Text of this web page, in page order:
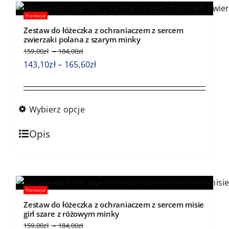
wariantów.
Opcje
można
wybrać
na
produktu
Promocja!
Zestaw do łóżeczka z ochraniaczem z sercem
zwierzaki polana z szarym minky
159,00zł –184,00zł
cen:
143,10zł– 165,60złZakres
od
Wybierz opcje
Ten
produkt
wariantów.
Opcje
można
wybrać
Opis
Promocja!
Zestaw do łóżeczka z ochraniaczem z sercem misie
girl szare z różowym minky
159,00zł –184,00zł